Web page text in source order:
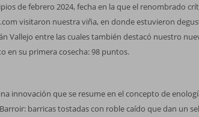
de febrero 2024, fecha en la que el renombrado
visitaron nuestra viña, en donde estuvieron
Vallejo entre las cuales también destacó nuestro
en su primera cosecha: 98 puntos.
innovación que se resume en el concepto de
barricas tostadas con roble caído que dan un